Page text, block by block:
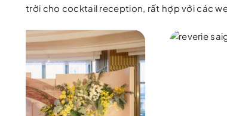
trời cho cocktail reception, rất hợp với các